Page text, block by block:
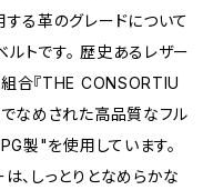
る革のグレードについて
トです。 歴史あるレザー
合『THE CONSORTIU
なめされた高品質なフル
製"を使用しています。
、しっとりとなめらかな